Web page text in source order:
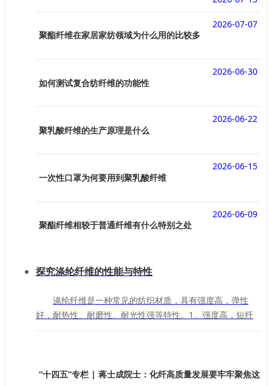
聚酯纤维在家居家纺领域为什么用的比较多
2026-07-07
如何测试复合纺纤维的功能性
2026-06-30
聚乳酸纤维的生产原理是什么
2026-06-22
一次性口罩为何要用到聚乳酸纤维
2026-06-15
聚酯纤维相较于普通纤维有什么特别之处
2026-06-09
探究涤纶纤维的性能与特性
涤纶纤维是一种常见的纺织材质，具有强度高，弹性
好，耐热性、耐磨性、耐光性强等特性。1、强度高，短纤
弹性好，弹性接近羊毛，当伸长5%～6%时，几乎可以完全
“十四五”专栏 | 蒋士成院士：化纤高质量发展要牢牢聚焦这三